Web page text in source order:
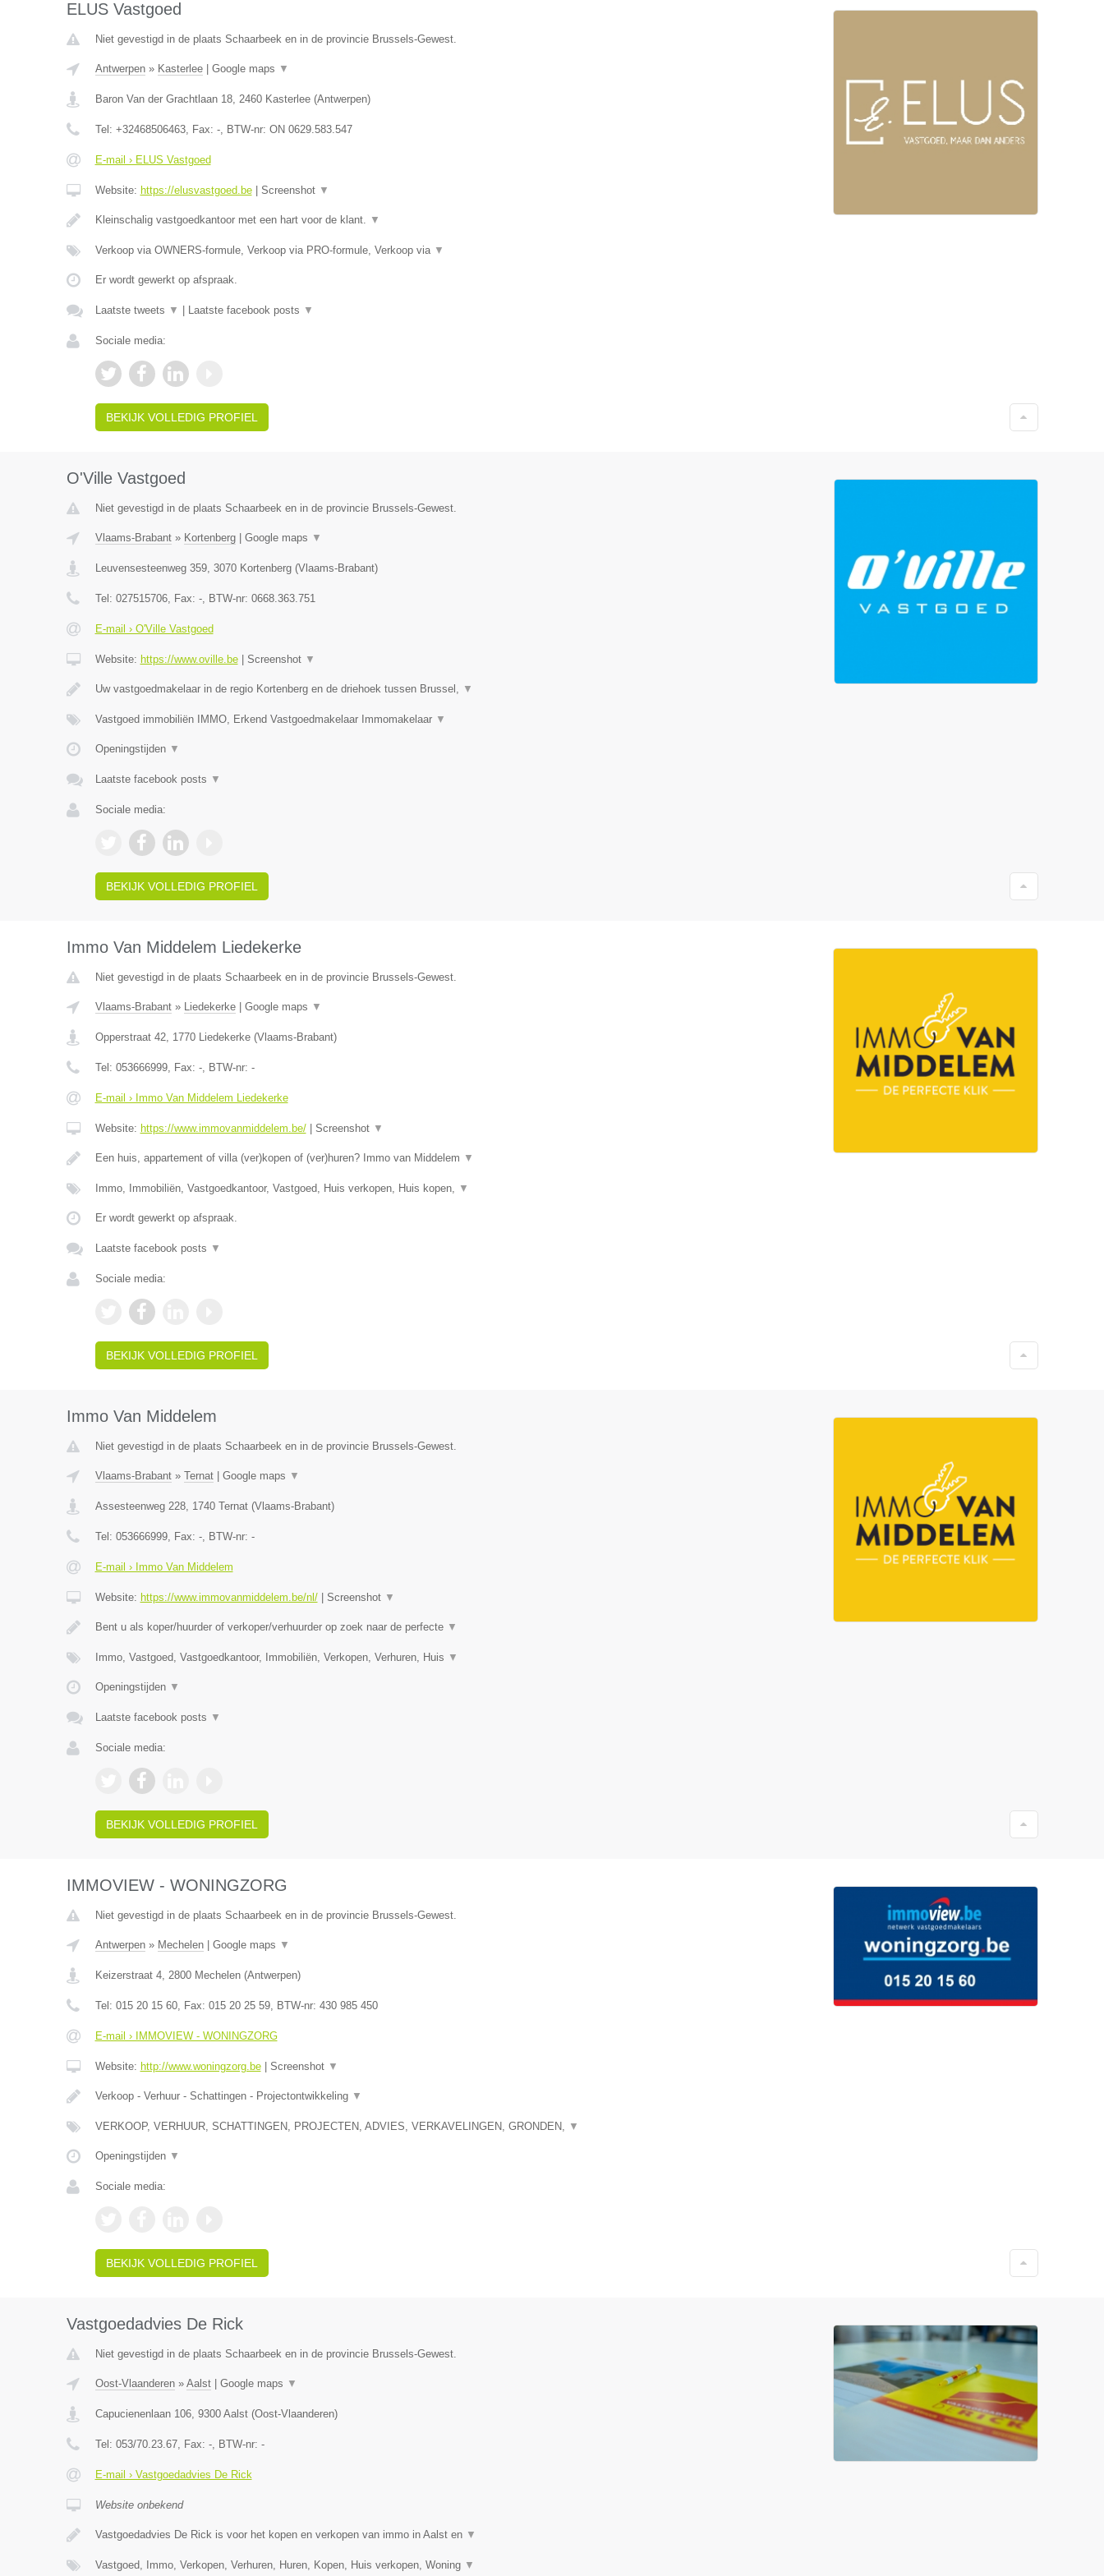
ELUS Vastgoed
Niet gevestigd in de plaats Schaarbeek en in de provincie Brussels-Gewest.
Antwerpen» Kasterlee| Google maps ▼
Baron Van der Grachtlaan 18, 2460 Kasterlee(Antwerpen)
Tel: +32468506463, Fax: -, BTW-nr: ON 0629.583.547
E-mail › ELUS Vastgoed
Website: https://elusvastgoed.be| Screenshot ▼
Kleinschalig vastgoedkantoor met een hart voor de klant. ▼
Verkoop via OWNERS-formule, Verkoop via PRO-formule, Verkoop via ▼
Er wordt gewerkt op afspraak.
Laatste tweets ▼ Laatste facebook posts ▼
Sociale media:
BEKIJK VOLLEDIG PROFIEL
O'Ville Vastgoed
Niet gevestigd in de plaats Schaarbeek en in de provincie Brussels-Gewest.
Vlaams-Brabant» Kortenberg| Google maps ▼
Leuvensesteenweg 359, 3070 Kortenberg(Vlaams-Brabant)
Tel: 027515706, Fax: -, BTW-nr: 0668.363.751
E-mail › O'Ville Vastgoed
Website: https://www.oville.be| Screenshot ▼
Uw vastgoedmakelaar in de regio Kortenberg en de driehoek tussen Brussel, ▼
Vastgoed immobiliën IMMO, Erkend Vastgoedmakelaar Immomakelaar ▼
Openingstijden ▼
Laatste facebook posts ▼
Sociale media:
BEKIJK VOLLEDIG PROFIEL
Immo Van Middelem Liedekerke
Niet gevestigd in de plaats Schaarbeek en in de provincie Brussels-Gewest.
Vlaams-Brabant» Liedekerke| Google maps ▼
Opperstraat 42, 1770 Liedekerke(Vlaams-Brabant)
Tel: 053666999, Fax: -, BTW-nr: -
E-mail › Immo Van Middelem Liedekerke
Website: https://www.immovanmiddelem.be/| Screenshot ▼
Een huis, appartement of villa (ver)kopen of (ver)huren? Immo van Middelem ▼
Immo, Immobiliën, Vastgoedkantoor, Vastgoed, Huis verkopen, Huis kopen, ▼
Er wordt gewerkt op afspraak.
Laatste facebook posts ▼
Sociale media:
BEKIJK VOLLEDIG PROFIEL
Immo Van Middelem
Niet gevestigd in de plaats Schaarbeek en in de provincie Brussels-Gewest.
Vlaams-Brabant» Ternat| Google maps ▼
Assesteenweg 228, 1740 Ternat(Vlaams-Brabant)
Tel: 053666999, Fax: -, BTW-nr: -
E-mail › Immo Van Middelem
Website: https://www.immovanmiddelem.be/nl/| Screenshot ▼
Bent u als koper/huurder of verkoper/verhuurder op zoek naar de perfecte ▼
Immo, Vastgoed, Vastgoedkantoor, Immobiliën, Verkopen, Verhuren, Huis ▼
Openingstijden ▼
Laatste facebook posts ▼
Sociale media:
BEKIJK VOLLEDIG PROFIEL
IMMOVIEW - WONINGZORG
Niet gevestigd in de plaats Schaarbeek en in de provincie Brussels-Gewest.
Antwerpen» Mechelen| Google maps ▼
Keizerstraat 4, 2800 Mechelen(Antwerpen)
Tel: 015 20 15 60, Fax: 015 20 25 59, BTW-nr: 430 985 450
E-mail › IMMOVIEW - WONINGZORG
Website: http://www.woningzorg.be| Screenshot ▼
Verkoop - Verhuur - Schattingen - Projectontwikkeling ▼
VERKOOP, VERHUUR, SCHATTINGEN, PROJECTEN, ADVIES, VERKAVELINGEN, GRONDEN, ▼
Openingstijden ▼
Sociale media:
BEKIJK VOLLEDIG PROFIEL
Vastgoedadvies De Rick
Niet gevestigd in de plaats Schaarbeek en in de provincie Brussels-Gewest.
Oost-Vlaanderen» Aalst| Google maps ▼
Capucienenlaan 106, 9300 Aalst(Oost-Vlaanderen)
Tel: 053/70.23.67, Fax: -, BTW-nr: -
E-mail › Vastgoedadvies De Rick
Website onbekend
Vastgoedadvies De Rick is voor het kopen en verkopen van immo in Aalst en ▼
Vastgoed, Immo, Verkopen, Verhuren, Huren, Kopen, Huis verkopen, Woning ▼